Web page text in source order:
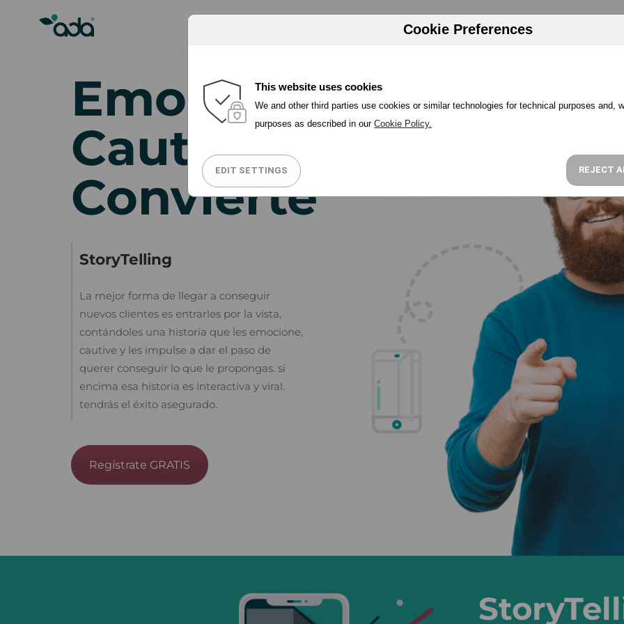
PRECIOS PROGRAMA PARTNER
Emociona
Cautiva
Convierte
StoryTelling
La mejor forma de llegar a conseguir
nuevos clientes es entrarles por la vista,
contándoles una historia que les emocione,
cautive y les impulse a dar el paso de
querer conseguir lo que le propongas. si
encima esa historia es interactiva y viral.
tendrás el éxito asegurado.
Regístrate GRATIS
Cookie Preferences
This website uses cookies
We and other third parties use cookies or similar technologies for technical purposes and,
purposes as described in ourCookie Policy.
REJECT
EDIT SETTINGS